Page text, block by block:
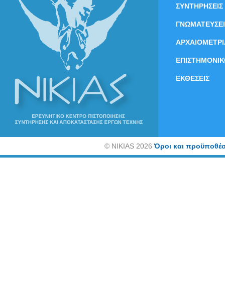
ΣΥΝΤΗΡΗΣΕΙΣ
ΕΚΘΕΣΕΙΣ
©NIKIAS 2026Όροι και